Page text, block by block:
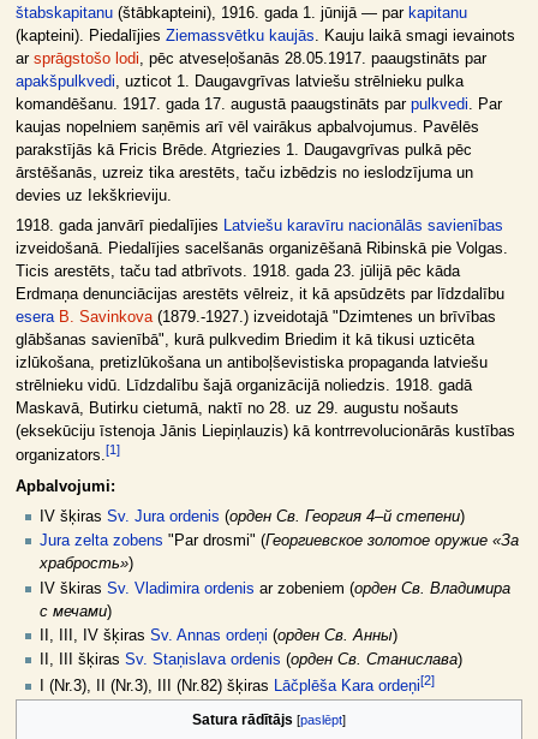
štabskapitanu(štābkapteini), 1916. gada 1. jūnijā — par kapitanu
(kapteini). Piedalījies Ziemassvētku kaujās. Kauju laikā smagi ievainots
ar sprāgstošo lodi, pēc atveseļošanās 28.05.1917. paaugstināts par
apakšpulkvedi, uzticot 1. Daugavgrīvas latviešu strēlnieku pulka
komandēšanu. 1917. gada 17. augustā paaugstināts par pulkvedi. Par
kaujas nopelniem saņēmis arī vēl vairākus apbalvojumus. Pavēlēs
parakstījās kā Fricis Brēde. Atgriezies 1. Daugavgrīvas pulkā pēc
ārstēšanās, uzreiz tika arestēts, taču izbēdzis no ieslodzījuma un
devies uz Iekškrieviju.
1918. gada janvārī piedalījies Latviešu karavīru nacionālās savienības
izveidošanā. Piedalījies sacelšanās organizēšanā Ribinskā pie Volgas.
Ticis arestēts, taču tad atbrīvots. 1918. gada 23. jūlijā pēc kāda
Erdmaņa denunciācijas arestēts vēlreiz, it kā apsūdzēts par līdzdalību
esera B. Savinkova(1879.-1927.) izveidotajā "Dzimtenes un brīvības
glābšanas savienībā", kurā pulkvedim Briedim it kā tikusi uzticēta
izlūkošana, pretizlūkošana un antiboļševistiska propaganda latviešu
strēlnieku vidū. Līdzdalību šajā organizācijā noliedzis. 1918. gadā
Maskavā, Butirku cietumā, naktī no 28. uz 29. augustu nošauts
(eksekūciju īstenoja Jānis Liepiņlauzis) kā kontrrevolucionārās kustības
organizators.[1 ]
Apbalvojumi:
IV šķiras Sv. Jura ordenis (орден Св. Георгия 4–й степени)
Jura zelta zobens "Par drosmi" (Георгиевское золотое оружие «За
храбрость»)
IV škiras Sv. Vladimira ordenis ar zobeniem (орден Св. Владимира
с мечами)
II, III, IV šķiras Sv. Annas ordeņi (орден Св. Анны)
II, III šķiras Sv. Staņislava ordenis (орден Св. Станислава)
I (Nr.3), II (Nr.3), III (Nr.82) šķiras
Lāčplēša Kara ordeņi[2]
Satura rādītājs